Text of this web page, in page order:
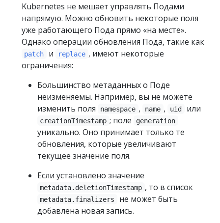
Kubernetes не мешает управлять Подами
напрямую. Можно обновить некоторые поля
уже работающего Пода прямо «на месте».
Однако операции обновления Пода, такие как
patch и replace , имеют некоторые
ограничения:
Большинство метаданных о Поде
неизменяемы. Например, вы не можете
изменить поля
namespace , name , uid или
creationTimestamp ; поле generation
уникально. Оно принимает только те
обновления, которые увеличивают
текущее значение поля.
Если установлено значение
metadata.deletionTimestamp , то в список
metadata.finalizers
не может быть
добавлена новая запись.